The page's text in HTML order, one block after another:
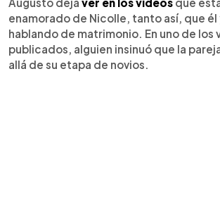
enamorado de Nicolle, tanto así, que él
hablando de matrimonio. En uno de los
publicados, alguien insinuó que la
allá de su etapa de novios.